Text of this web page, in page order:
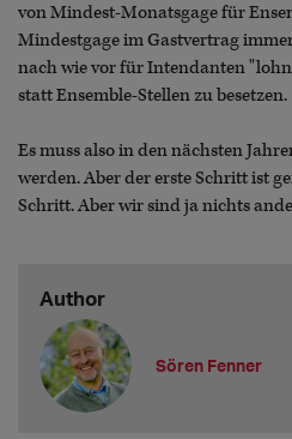
von Mindest-Monatsgage für
Mindestgage im Gastvertrag
nach wie vor für Intendanten
statt Ensemble-Stellen zu besetzen.
Es muss also in den nächsten
werden. Aber der erste Schritt ist
Schritt. Aber wir sind ja nichts
Author
Sören Fenner